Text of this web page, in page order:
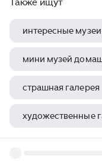
интересные
страшная галерея
художественные